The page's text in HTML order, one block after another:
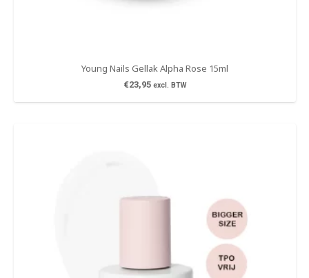
Young Nails Gellak Alpha Rose 15ml
€23,95 excl. BTW